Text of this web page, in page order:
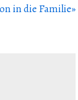
in die Familie»